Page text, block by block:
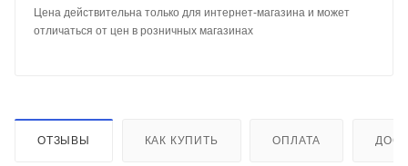
Цена действительна только для интернет-магазина и может
отличаться от цен в розничных магазинах
ОТЗЫВЫ КАК КУПИТЬ ОПЛАТА